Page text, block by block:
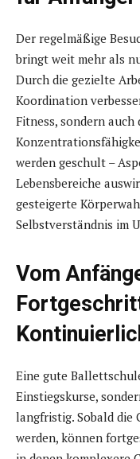
Der regelmäßige
bringt weit mehr als
Durch die gezielte
Koordination
Fitness, sondern
werden geschult –
Lebensbereiche
gesteigerte
Selbstverständnis im
Vom
Eine gute
Einstiegskurse,
langfristig. Sobald die
werden, können